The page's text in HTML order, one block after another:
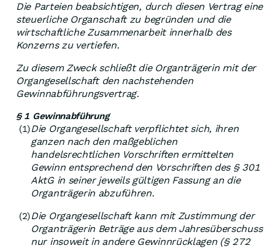
Die Parteien beabsichtigen, durch diesen Vertrag eine
steuerliche Organschaft zu begründen und die
wirtschaftliche Zusammenarbeit innerhalb des
Konzerns zu vertiefen.
Zu diesem Zweck schließt die Organträgerin mit der
Organgesellschaft den nachstehenden
Gewinnabführungsvertrag.
§ 1 Gewinnabführung
(1)Die Organgesellschaft verpflichtet sich, ihren
ganzen nach den maßgeblichen
handelsrechtlichen Vorschriften ermittelten
Gewinn entsprechend den Vorschriften des § 301
AktG in seiner jeweils gültigen Fassung an die
Organträgerin abzuführen.
(2)Die Organgesellschaft kann mit Zustimmung der
Organträgerin Beträge aus dem Jahresüberschuss
nur insoweit in andere Gewinnrücklagen (§ 272